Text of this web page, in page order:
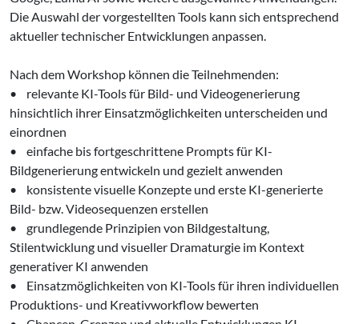
Die Auswahl der vorgestellten Tools kann sich entsprechend
aktueller technischer Entwicklungen anpassen.
Nach dem Workshop können die Teilnehmenden:
• relevante KI-Tools für Bild- und Videogenerierung
hinsichtlich ihrer Einsatzmöglichkeiten unterscheiden und
einordnen
• einfache bis fortgeschrittene Prompts für KI-
Bildgenerierung entwickeln und gezielt anwenden
• konsistente visuelle Konzepte und erste KI-generierte
Bild- bzw. Videosequenzen erstellen
• grundlegende Prinzipien von Bildgestaltung,
Stilentwicklung und visueller Dramaturgie im Kontext
generativer KI anwenden
• Einsatzmöglichkeiten von KI-Tools für ihren individuellen
Produktions- und Kreativworkflow bewerten